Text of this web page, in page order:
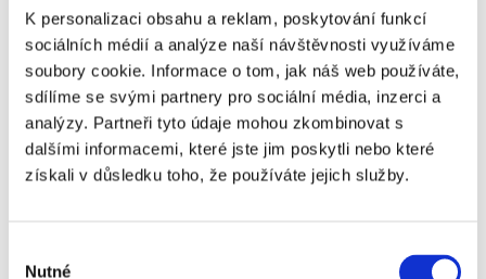
K personalizaci obsahu a reklam, poskytování funkcí
sociálních médií a analýze naší návštěvnosti využíváme
soubory cookie. Informace o tom, jak náš web používáte,
sdílíme se svými partnery pro sociální média, inzerci a
analýzy. Partneři tyto údaje mohou zkombinovat s
dalšími informacemi, které jste jim poskytli nebo které
získali v důsledku toho, že používáte jejich služby.
Nutné